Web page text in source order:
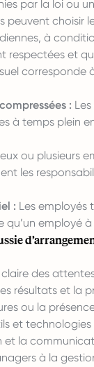
par la loi ou
peuvent choisir
à
respectées et
corresponde
:
à temps plein
ou plusieurs
les
: Les employés
qu’un employé
des
résultats et la
ou la
et technologies
et la
à la